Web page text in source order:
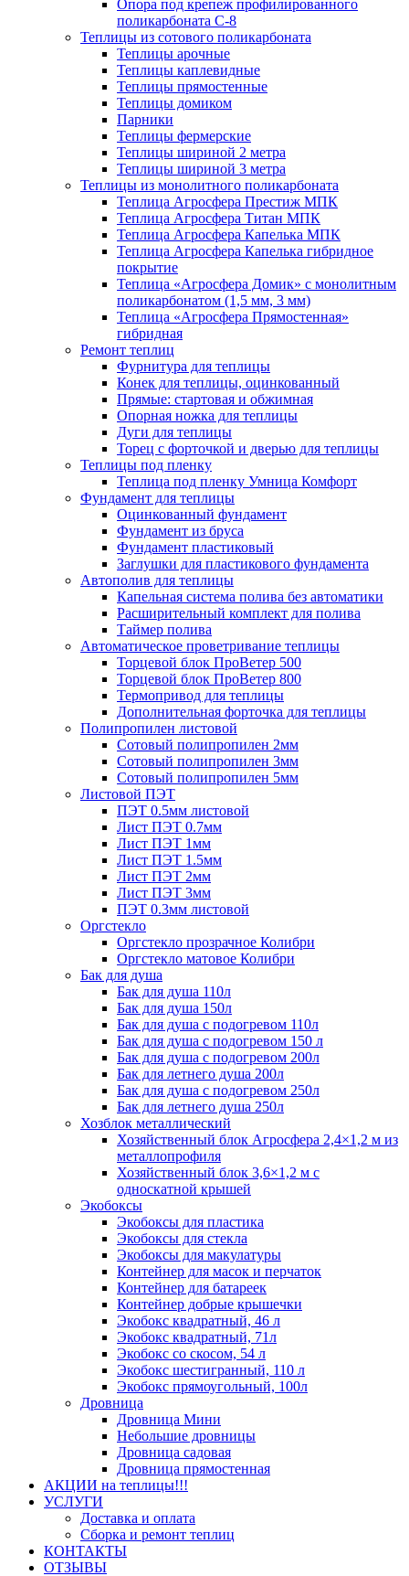
Опора под крепеж профилированного
поликарбоната С-8
Теплицы из сотового поликарбоната
Теплицы арочные
Теплицы каплевидные
Теплицы прямостенные
Теплицы домиком
Парники
Теплицы фермерские
Теплицы шириной 2 метра
Теплицы шириной 3 метра
Теплицы из монолитного поликарбоната
Теплица Агросфера Престиж МПК
Теплица Агросфера Титан МПК
Теплица Агросфера Капелька МПК
Теплица Агросфера Капелька гибридное
покрытие
Теплица «Агросфера Домик» с монолитным
поликарбонатом (1,5 мм, 3 мм)
Теплица «Агросфера Прямостенная»
гибридная
Ремонт теплиц
Фурнитура для теплицы
Конек для теплицы, оцинкованный
Прямые: стартовая и обжимная
Опорная ножка для теплицы
Дуги для теплицы
Торец с форточкой и дверью для теплицы
Теплицы под пленку
Теплица под пленку Умница Комфорт
Фундамент для теплицы
Оцинкованный фундамент
Фундамент из бруса
Фундамент пластиковый
Заглушки для пластикового фундамента
Автополив для теплицы
Капельная система полива без автоматики
Расширительный комплект для полива
Таймер полива
Автоматическое проветривание теплицы
Торцевой блок ПроВетер 500
Торцевой блок ПроВетер 800
Термопривод для теплицы
Дополнительная форточка для теплицы
Полипропилен листовой
Сотовый полипропилен 2мм
Сотовый полипропилен 3мм
Сотовый полипропилен 5мм
Листовой ПЭТ
ПЭТ 0.5мм листовой
Лист ПЭТ 0.7мм
Лист ПЭТ 1мм
Лист ПЭТ 1.5мм
Лист ПЭТ 2мм
Лист ПЭТ 3мм
ПЭТ 0.3мм листовой
Оргстекло
Оргстекло прозрачное Колибри
Оргстекло матовое Колибри
Бак для душа
Бак для душа 110л
Бак для душа 150л
Бак для душа с подогревом 110л
Бак для душа с подогревом 150 л
Бак для душа с подогревом 200л
Бак для летнего душа 200л
Бак для душа с подогревом 250л
Бак для летнего душа 250л
Хозблок металлический
Хозяйственный блок Агросфера 2,4×1,2 м из
металлопрофиля
Хозяйственный блок 3,6×1,2 м с
односкатной крышей
Экобоксы
Экобоксы для пластика
Экобоксы для стекла
Экобоксы для макулатуры
Контейнер для масок и перчаток
Контейнер для батареек
Контейнер добрые крышечки
Экобокс квадратный, 46 л
Экобокс квадратный, 71л
Экобокс со скосом, 54 л
Экобокс шестигранный, 110 л
Экобокс прямоугольный, 100л
Дровница
Дровница Мини
Небольшие дровницы
Дровница садовая
Дровница прямостенная
АКЦИИ на теплицы!!!
УСЛУГИ
Доставка и оплата
Сборка и ремонт теплиц
КОНТАКТЫ
ОТЗЫВЫ